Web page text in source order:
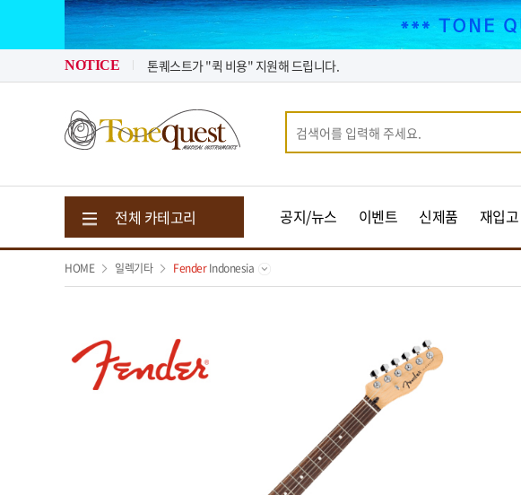
NOTICE
2026년 07월 뉴스 & 입고 소식
톤퀘스트가 "퀵 비용" 지원해 드립니다.
전체 카테고리 공지/뉴스 이벤트 신제품 재입고
HOME 일렉기타 FenderIndonesia